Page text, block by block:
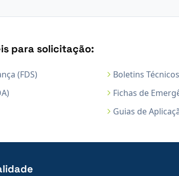
para solicitação:
(FDS)
Boletins
Fichas de
Guias de